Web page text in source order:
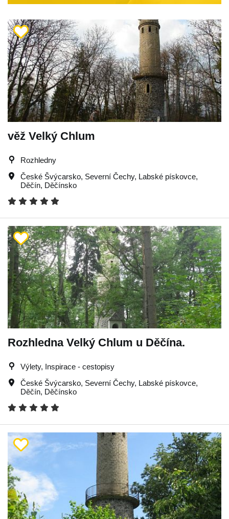
věž Velký Chlum
Rozhledny
České Švýcarsko, Severní Čechy, Labské pískovce,
Děčín, Děčínsko
Rozhledna Velký Chlum u Děčína.
Výlety, Inspirace - cestopisy
České Švýcarsko, Severní Čechy, Labské pískovce,
Děčín, Děčínsko